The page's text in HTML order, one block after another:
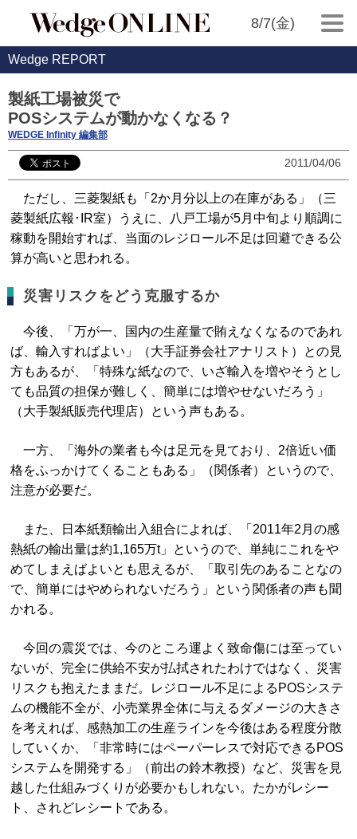
8/7(金)
Wedge REPORT
製紙工場被災で
POSシステムが動かなくなる？
WEDGE Infinity 編集部
2011/04/06
ただし、三菱製紙も「2か月分以上の在庫がある」（三
菱製紙広報･IR室）うえに、八戸工場が5月中旬より順調に
稼動を開始すれば、当面のレジロール不足は回避できる公
算が高いと思われる。
災害リスクをどう克服するか
今後、「万が一、国内の生産量で賄えなくなるのであれ
ば、輸入すればよい」（大手証券会社アナリスト）との見
方もあるが、「特殊な紙なので、いざ輸入を増やそうとし
ても品質の担保が難しく、簡単には増やせないだろう」
（大手製紙販売代理店）という声もある。
一方、「海外の業者も今は足元を見ており、2倍近い価
格をふっかけてくることもある」（関係者）というので、
注意が必要だ。
また、日本紙類輸出入組合によれば、「2011年2月の感
熱紙の輸出量は約1,165万t」というので、単純にこれをや
めてしまえばよいとも思えるが、「取引先のあることなの
で、簡単にはやめられないだろう」という関係者の声も聞
かれる。
今回の震災では、今のところ運よく致命傷には至ってい
ないが、完全に供給不安が払拭されたわけではなく、災害
リスクも抱えたままだ。レジロール不足によるPOSシステ
ムの機能不全が、小売業界全体に与えるダメージの大きさ
を考えれば、感熱加工の生産ラインを今後はある程度分散
していくか、「非常時にはペーパーレスで対応できるPOS
システムを開発する」（前出の鈴木教授）など、災害を見
越した仕組みづくりが必要かもしれない。たかがレシー
ト、されどレシートである。